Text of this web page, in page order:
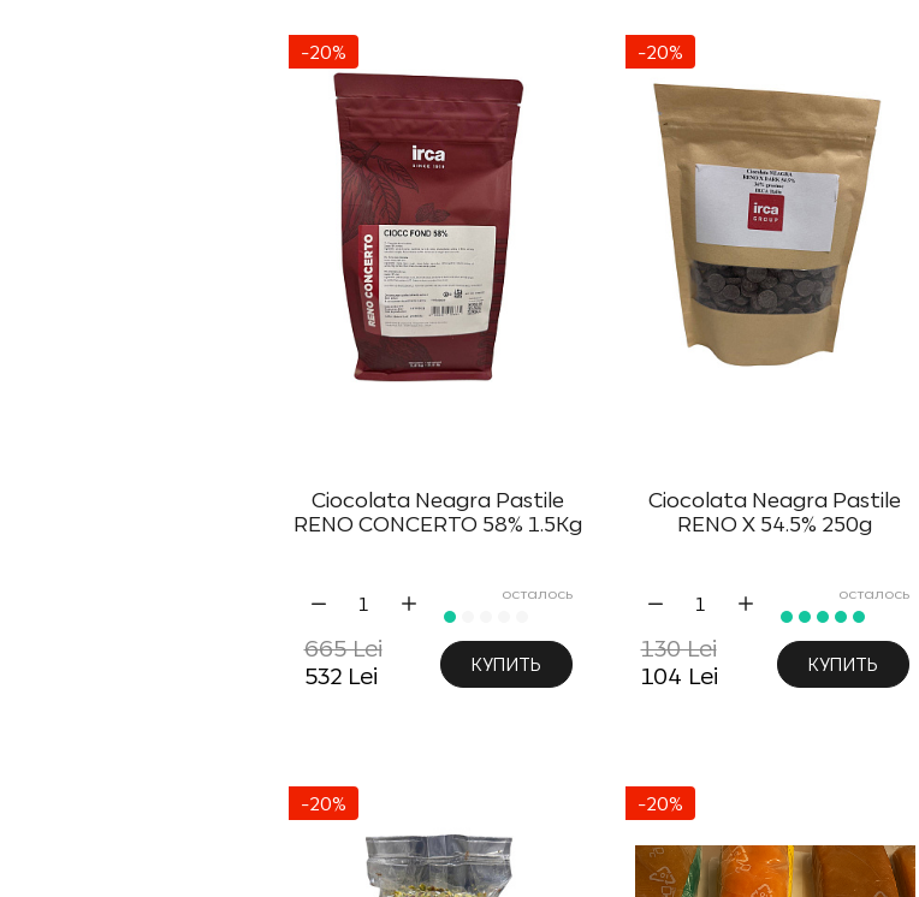
-20%
Ciocolata Neagra Pastile
RENO CONCERTO 58% 1.5Kg
осталось
665 Lei
532 Lei
КУПИТЬ
-20%
Ciocolata Neagra Pastile
RENO X 54.5% 250g
осталось
130 Lei
104 Lei
КУПИТЬ
-20% -20%